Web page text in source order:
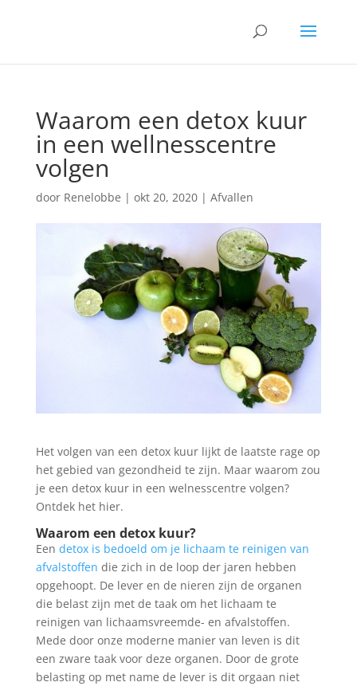
Waarom een detox kuur
in een wellnesscentre
volgen
door Renelobbe | okt 20, 2020| Afvallen
Het volgen van een detox kuur lijkt de laatste rage op
het gebied van gezondheid te zijn. Maar waarom zou
je een detox kuur in een welnesscentre volgen?
Ontdek het hier.
Waarom een detox kuur?
Een detox is bedoeld om je lichaam te reinigen van
afvalstoffen die zich in de loop der jaren hebben
opgehoopt. De lever en de nieren zijn de organen
die belast zijn met de taak om het lichaam te
reinigen van lichaamsvreemde- en afvalstoffen.
Mede door onze moderne manier van leven is dit
een zware taak voor deze organen. Door de grote
belasting op met name de lever is dit orgaan niet